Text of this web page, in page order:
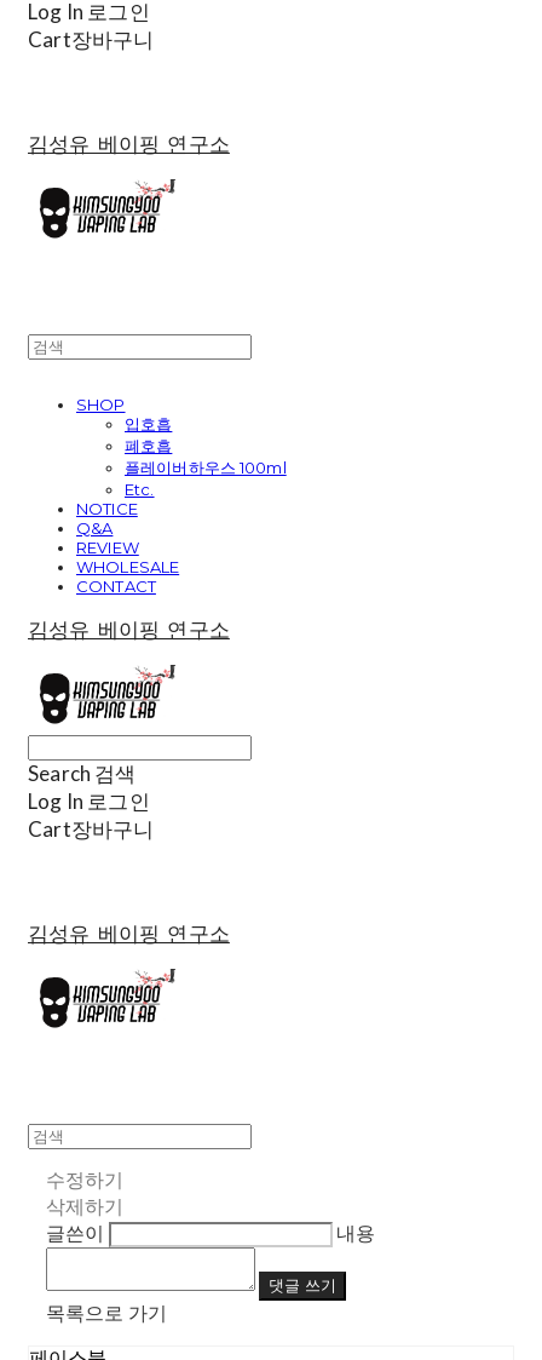
Log In 로그인
Cart장바구니
김성유 베이핑 연구소
SHOP
입호흡
폐호흡
플레이버하우스 100ml
Etc.
NOTICE
Q&A
REVIEW
WHOLESALE
CONTACT
김성유 베이핑 연구소
Search 검색
Log In 로그인
Cart장바구니
김성유 베이핑 연구소
수정하기
삭제하기
글쓴이
내용
댓글 쓰기
목록으로 가기